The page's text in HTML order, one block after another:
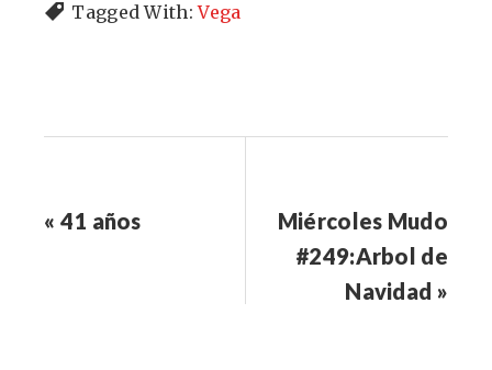
Tagged With:Vega
« 41 años
Miércoles Mudo
#249:Arbol de
Navidad »